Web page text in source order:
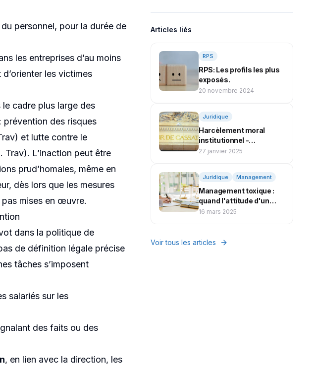
personnel, pour la durée de
les entreprises d’au moins
les victimes
cadre plus large des
prévention des risques
et lutte contre le
Trav). L’inaction peut être
prud’homales, même en
dès lors que les mesures
mises en œuvre.
dans la politique de
de définition légale précise
tâches s’imposent
salariés sur les
des faits ou des
, en lien avec la direction, les
Articles liés
RPS
RPS: Les profils les plus
exposés.
20 novembre 2024
Juridique
Harcèlement moral
institutionnel -
Condamnation
27 janvier 2025
Juridique Management
Management toxique :
quand l'attitude d'un
manager mène au
16 mars 2025
Voir tous les articles